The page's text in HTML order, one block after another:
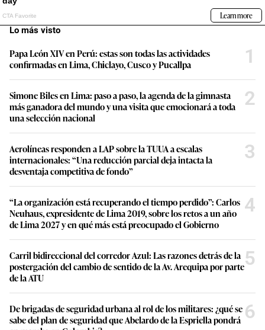
Lo más visto
Papa León XIV en Perú: estas son todas las actividades
confirmadas en Lima, Chiclayo, Cusco y Pucallpa
1
Simone Biles en Lima: paso a paso, la agenda de la gimnasta
más ganadora del mundo y una visita que emocionará a toda
una selección nacional
2
Aerolíneas responden a LAP sobre la TUUA a escalas
internacionales: “Una reducción parcial deja intacta la
desventaja competitiva de fondo”
3
“La organización está recuperando el tiempo perdido”: Carlos
Neuhaus, expresidente de Lima 2019, sobre los retos a un año
de Lima 2027 y en qué más está preocupado el Gobierno
4
Carril bidireccional del corredor Azul: Las razones detrás de la
postergación del cambio de sentido de la Av. Arequipa por parte
de la ATU
5
De brigadas de seguridad urbana al rol de los militares: ¿qué se
sabe del plan de seguridad que Abelardo de la Espriella pondrá 6